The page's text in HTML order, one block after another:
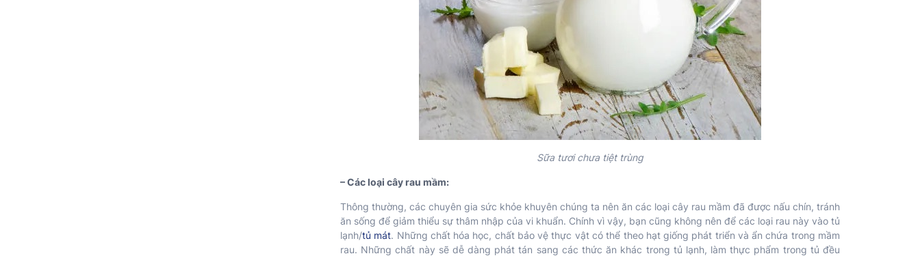
Sữa tươi chưa tiệt trùng
– Các loại cây rau mầm:
Thông thường, các chuyên gia sức khỏe khuyên chúng ta nên ăn các loại cây rau mầm đã được nấu chín, tránh
ăn sống để giảm thiểu sự thâm nhập của vi khuẩn. Chính vì vậy, bạn cũng không nên để các loại rau này vào tủ
lạnh/tủ mát. Những chất hóa học, chất bảo vệ thực vật có thể theo hạt giống phát triển và ẩn chứa trong mầm
rau. Những chất này sẽ dễ dàng phát tán sang các thức ăn khác trong tủ lạnh, làm thực phẩm trong tủ đều